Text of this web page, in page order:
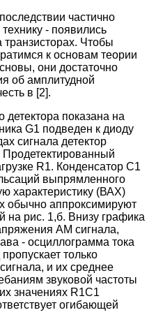
частично
- появились
Чтобы
к основам теории
они достаточно
об амплитудной
в [2].
показана на
G1 подведен к диоду
сигнала детектор
Продетектированный
R1. Конденсатор С1
выпрямленного
характеристику (ВАХ)
обычно аппроксимируют
на рис. 1,б. Внизу графика
AM сигнала,
- осциллограмма тока
только
и их среднее
звуковой частоты
значениях R1C1
огибающей